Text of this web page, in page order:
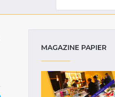
MAGAZINE PAPIER